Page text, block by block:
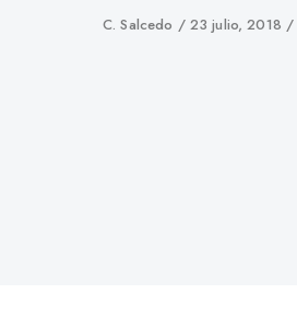
Author
C. Salcedo
Published
23 julio, 2018